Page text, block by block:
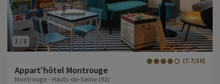
1 / 8
Appart'hôtel Montrouge
(7.7/10)
Montrouge - Hauts-de-Seine (92)